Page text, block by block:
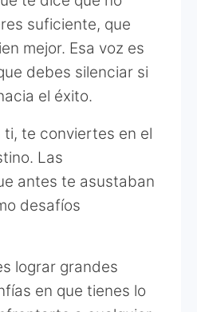
suficiente, que
mejor. Esa voz es
debes silenciar si
el éxito.
te conviertes en el
Las
antes te asustaban
desafíos
lograr grandes
en que tienes lo